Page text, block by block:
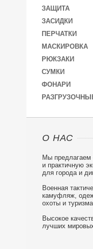
ЗАЩИТА
ЗАСИДКИ
ПЕРЧАТКИ
МАСКИРОВКА
РЮКЗАКИ
СУМКИ
ФОНАРИ
О НАС
Мы
и практичную
для города и
Военная
камуфляж,
охоты и
Высокое
лучших